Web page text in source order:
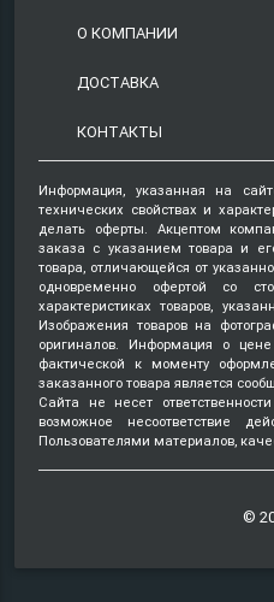
О КОМПАНИИ
ДОСТАВКА
КОНТАКТЫ
Информация, указанная на
технических свойствах и
делать оферты. Акцептом
заказа с указанием товара и
товара, отличающейся от
одновременно офертой со
характеристиках товаров,
Изображения товаров на
оригиналов. Информация о
фактической к моменту
заказанного товара является
Сайта не несет
возможное несоответствие
Пользователями материалов,
©